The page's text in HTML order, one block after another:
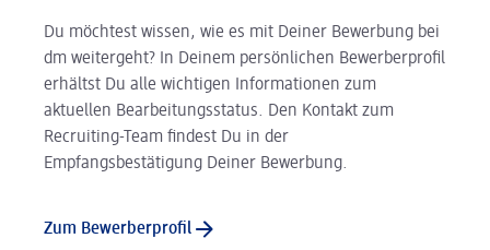
Du möchtest wissen, wie es mit Deiner Bewerbung bei
dm weitergeht? In Deinem persönlichen Bewerberprofil
erhältst Du alle wichtigen Informationen zum
aktuellen Bearbeitungsstatus. Den Kontakt zum
Recruiting-Team findest Du in der
Empfangsbestätigung Deiner Bewerbung.
Zum Bewerberprofil